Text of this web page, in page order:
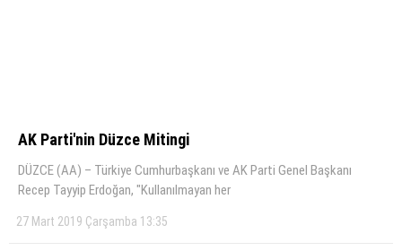
AK Parti'nin Düzce Mitingi
DÜZCE (AA) – Türkiye Cumhurbaşkanı ve AK Parti Genel Başkanı
Recep Tayyip Erdoğan, "Kullanılmayan her
27 Mart 2019 Çarşamba 13:35